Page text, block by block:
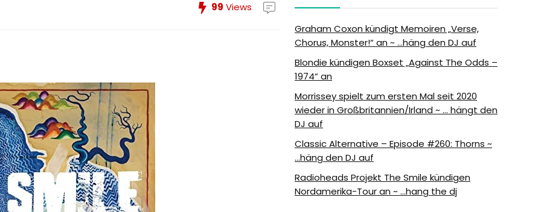
99 Views
Graham Coxon kündigt Memoiren „Verse,
Chorus, Monster!“ an ~ …häng den DJ auf
Blondie kündigen Boxset „Against The Odds –
1974“ an
Morrissey spielt zum ersten Mal seit 2020
wieder in Großbritannien/Irland ~ … hängt den
DJ auf
Classic Alternative – Episode #260: Thorns ~
…häng den DJ auf
Radioheads Projekt The Smile kündigen
Nordamerika-Tour an ~ …hang the dj